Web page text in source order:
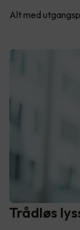
Alt med
Trådløs